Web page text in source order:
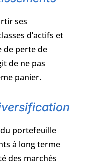
ses
d’actifs et
de perte de
de ne pas
panier.
portefeuille
à long terme
des marchés